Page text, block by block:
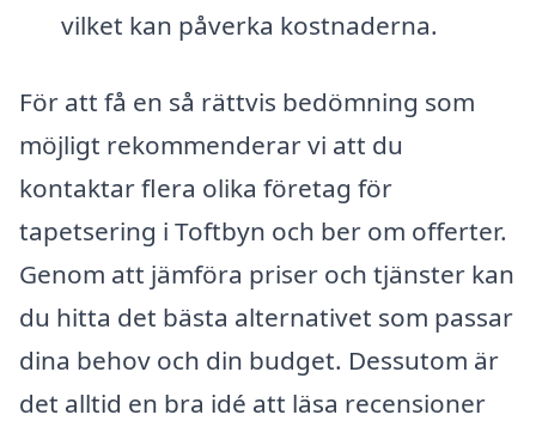
vilket kan påverka kostnaderna.
För att få en så rättvis bedömning som
möjligt rekommenderar vi att du
kontaktar flera olika företag för
tapetsering i Toftbyn och ber om offerter.
Genom att jämföra priser och tjänster kan
du hitta det bästa alternativet som passar
dina behov och din budget. Dessutom är
det alltid en bra idé att läsa recensioner